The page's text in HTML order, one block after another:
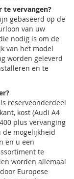
te vervangen?
gebaseerd op de
van uw
nodig is om de
van het model
worden geleverd
en te
reserveonderdeel
kost (Audi A4
plus vervanging
de mogelijkheid
en u een
te
worden allemaal
Europese